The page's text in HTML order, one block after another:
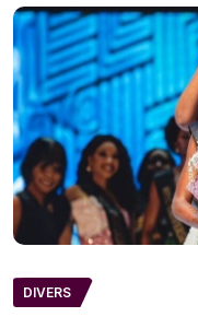
DIVERS